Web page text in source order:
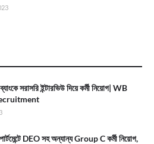
সরাসরি ইন্টারভিউ দিয়ে কর্মী নিয়োগ| WB
DEO সহ অন্যান্য Group C কর্মী নিয়োগ,